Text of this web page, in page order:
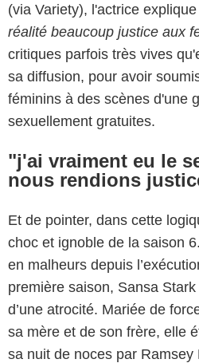
(via Variety), l'actrice
réalité beaucoup justice aux
critiques parfois très vives
sa diffusion, pour avoir
féminins à des scènes d'une
sexuellement gratuites.
"j'ai vraiment eu le
nous rendions
Et de pointer, dans cette
choc et ignoble de la saison
en malheurs depuis
première saison, Sansa
d’une atrocité. Mariée de
sa mère et de son frère, elle
sa nuit de noces par Ramsey